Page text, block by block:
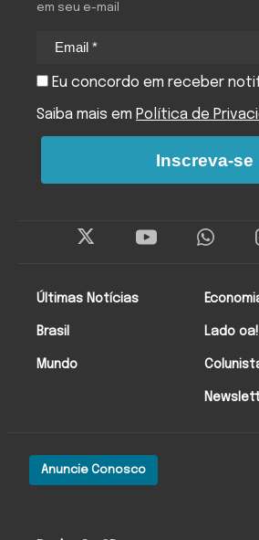
Anuncie Conosco
Últimas Notícias
Brasil
Mundo
Lado oa!
em seu e-mail
Eu concordo em receber
Saiba mais em Política de
Inscreva-se